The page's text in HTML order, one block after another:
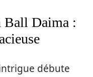
Ball Daima :
débute